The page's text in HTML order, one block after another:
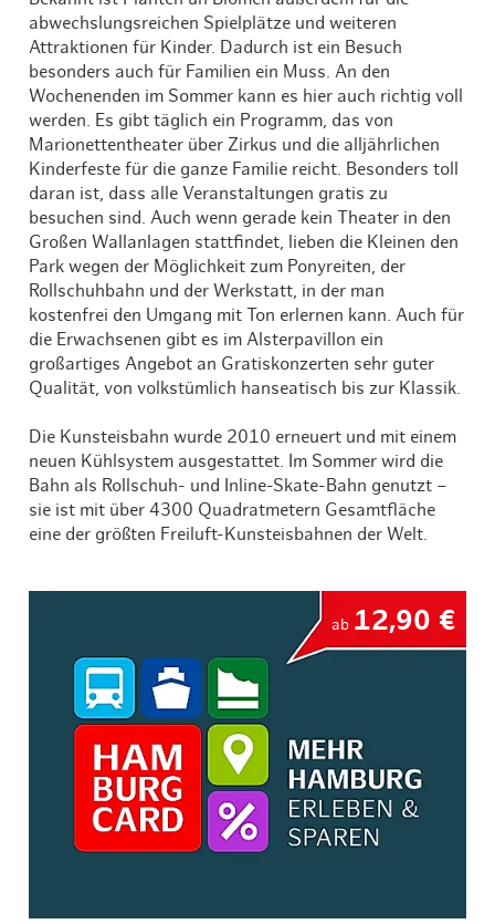
abwechslungsreichen Spielplätze und weiteren
Attraktionen für Kinder. Dadurch ist ein Besuch
besonders auch für Familien ein Muss. An den
Wochenenden im Sommer kann es hier auch richtig voll
werden. Es gibt täglich ein Programm, das von
Marionettentheater über Zirkus und die alljährlichen
Kinderfeste für die ganze Familie reicht. Besonders toll
daran ist, dass alle Veranstaltungen gratis zu
besuchen sind. Auch wenn gerade kein Theater in den
Großen Wallanlagen stattfindet, lieben die Kleinen den
Park wegen der Möglichkeit zum Ponyreiten, der
Rollschuhbahn und der Werkstatt, in der man
kostenfrei den Umgang mit Ton erlernen kann. Auch für
die Erwachsenen gibt es im Alsterpavillon ein
großartiges Angebot an Gratiskonzerten sehr guter
Qualität, von volkstümlich hanseatisch bis zur Klassik.
Die Kunsteisbahn wurde 2010 erneuert und mit einem
neuen Kühlsystem ausgestattet. Im Sommer wird die
Bahn als Rollschuh- und Inline-Skate-Bahn genutzt –
sie ist mit über 4300 Quadratmetern Gesamtfläche
eine der größten Freiluft-Kunsteisbahnen der Welt.
ab 12,90 €